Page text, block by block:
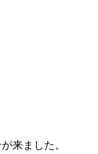
来ました。